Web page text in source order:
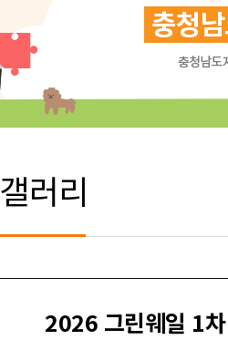
갤러리
2026 그린웨일 1